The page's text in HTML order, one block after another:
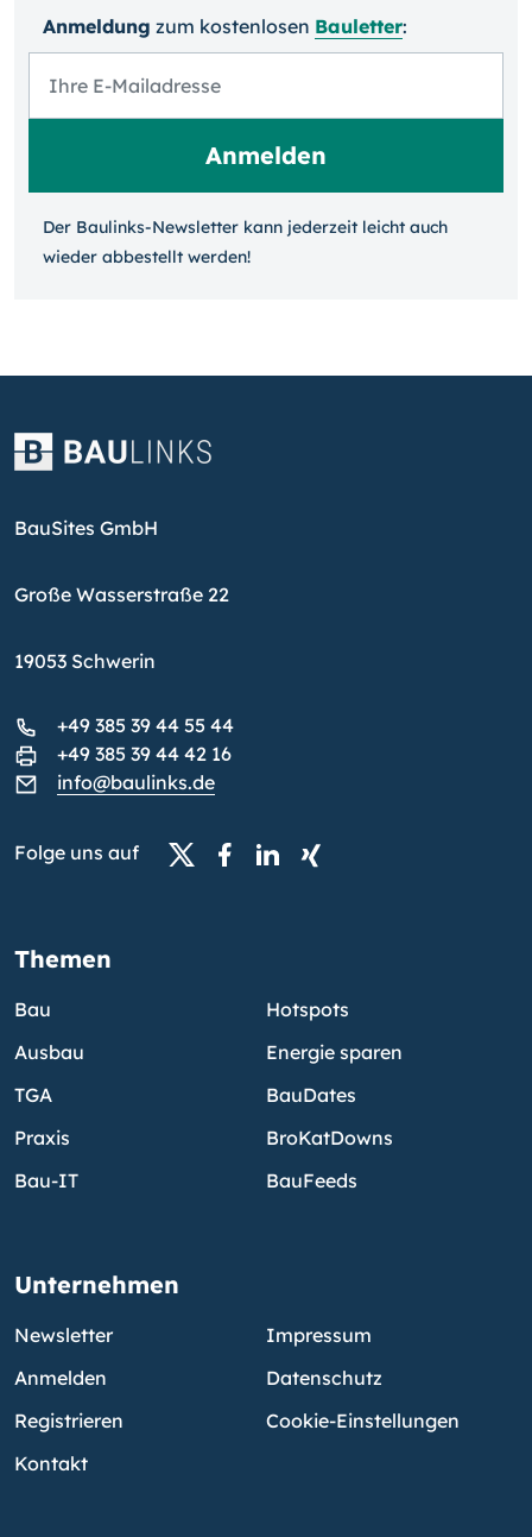
Anmeldung zum kosten­losen Bauletter:
Der Baulinks-Newsletter kann jeder­zeit leicht auch
wieder ab­bestellt werden!
BauSites GmbH
Große Wasserstraße 22
19053 Schwerin
+49 385 39 44 55 44
+49 385 39 44 42 16
info@baulinks.de
Folge uns auf
Themen
Bau
Ausbau
TGA
Praxis
Bau-IT
Hotspots
Energie sparen
BauDates
BroKatDowns
BauFeeds
Unternehmen
Newsletter
Anmelden
Registrieren
Kontakt
Impressum
Datenschutz
Cookie-Einstellungen